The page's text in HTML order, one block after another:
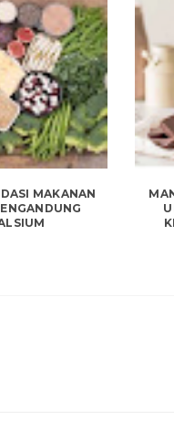
MAKANAN